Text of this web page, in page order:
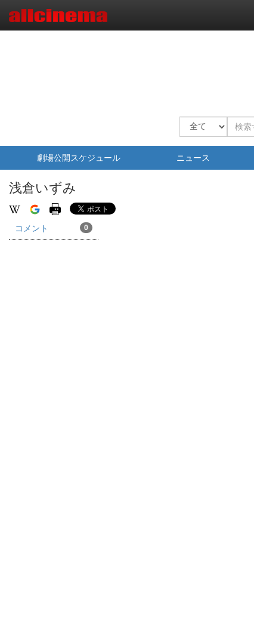
劇場公開スケジュール ニュース
浅倉いずみ
コメント 0